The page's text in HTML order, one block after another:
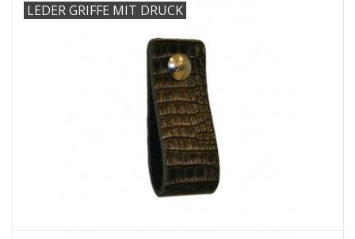
LEDER GRIFFE MIT DRUCK